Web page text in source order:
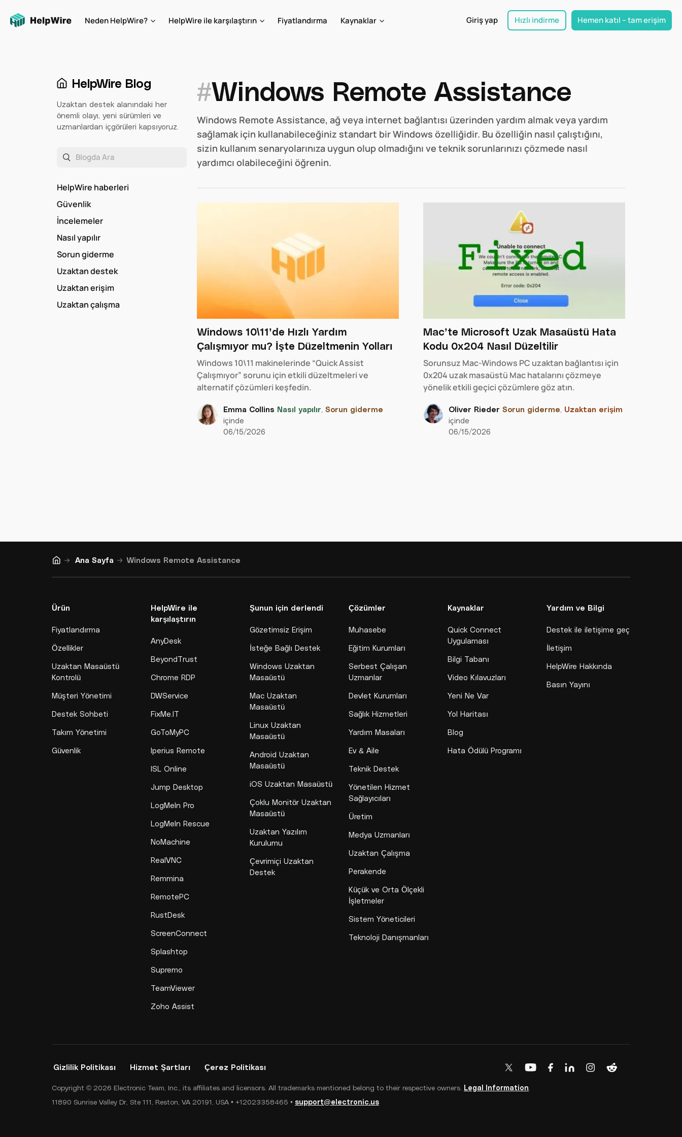
Neden HelpWire? HelpWire ile karşılaştırın Fiyatlandırma Kaynaklar Giriş yap Hızlı indirme Hemen katıl – tam erişim
HelpWire Blog
Uzaktan destek alanındaki her
önemli olayı, yeni sürümleri ve
uzmanlardan içgörüleri kapsıyoruz.
HelpWire haberleri
Güvenlik
İncelemeler
Nasıl yapılır
Sorun giderme
Uzaktan destek
Uzaktan erişim
Uzaktan çalışma
#Windows Remote Assistance
Windows Remote Assistance, ağ veya internet bağlantısı üzerinden yardım almak veya yardım
sağlamak için kullanabileceğiniz standart bir Windows özelliğidir. Bu özelliğin nasıl çalıştığını,
sizin kullanım senaryolarınıza uygun olup olmadığını ve teknik sorunlarınızı çözmede nasıl
yardımcı olabileceğini öğrenin.
Windows 10\11’de Hızlı Yardım
Çalışmıyor mu? İşte Düzeltmenin Yolları
Windows 10\11 makinelerinde “Quick Assist
Çalışmıyor” sorunu için etkili düzeltmeleri ve
alternatif çözümleri keşfedin.
Emma Collins Nasıl yapılır ,Sorun giderme
içinde
06/15/2026
Mac’te Microsoft Uzak Masaüstü Hata
Kodu 0x204 Nasıl Düzeltilir
Sorunsuz Mac-Windows PC uzaktan bağlantısı için
0x204 uzak masaüstü Mac hatalarını çözmeye
yönelik etkili geçici çözümlere göz atın.
Oliver Rieder Sorun giderme Uzaktan erişim
içinde
06/15/2026
Ana Sayfa Windows Remote Assistance
Ürün
Fiyatlandırma
Özellikler
Uzaktan Masaüstü
Kontrolü
Müşteri Yönetimi
Destek Sohbeti
Takım Yönetimi
Güvenlik
HelpWire ile
karşılaştırın
AnyDesk
BeyondTrust
Chrome RDP
DWService
FixMe.IT
GoToMyPC
Iperius Remote
ISL Online
Jump Desktop
LogMeIn Pro
LogMeIn Rescue
NoMachine
RealVNC
Remmina
RemotePC
RustDesk
ScreenConnect
Splashtop
Supremo
TeamViewer
Zoho Assist
Şunun için derlendi
Gözetimsiz Erişim
İsteğe Bağlı Destek
Windows Uzaktan
Masaüstü
Mac Uzaktan
Masaüstü
Linux Uzaktan
Masaüstü
Android Uzaktan
Masaüstü
iOS Uzaktan Masaüstü
Çoklu Monitör Uzaktan
Masaüstü
Uzaktan Yazılım
Kurulumu
Çevrimiçi Uzaktan
Destek
Çözümler
Muhasebe
Eğitim Kurumları
Serbest Çalışan
Uzmanlar
Devlet Kurumları
Sağlık Hizmetleri
Yardım Masaları
Ev & Aile
Teknik Destek
Yönetilen Hizmet
Sağlayıcıları
Üretim
Medya Uzmanları
Uzaktan Çalışma
Perakende
Küçük ve Orta Ölçekli
İşletmeler
Sistem Yöneticileri
Teknoloji Danışmanları
Kaynaklar
Quick Connect
Uygulaması
Bilgi Tabanı
Video Kılavuzları
Yeni Ne Var
Yol Haritası
Blog
Hata Ödülü Programı
Yardım ve Bilgi
Destek ile iletişime geç
İletişim
HelpWire Hakkında
Basın Yayını
Gizlilik Politikası Hizmet Şartları Çerez Politikası
Copyright © 2026 Electronic Team, Inc., its affiliates and licensors. All trademarks mentioned belong to their respective owners. Legal Information
11890 Sunrise Valley Dr, Ste 111, Reston, VA 20191, USA • +12023358465 • support@electronic.us